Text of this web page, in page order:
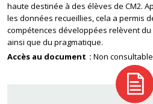
haute destinée à des élèves de CM2.
les données recueillies, cela a permis
compétences développées relèvent
ainsi que du pragmatique.
Accès au document
Non consultable